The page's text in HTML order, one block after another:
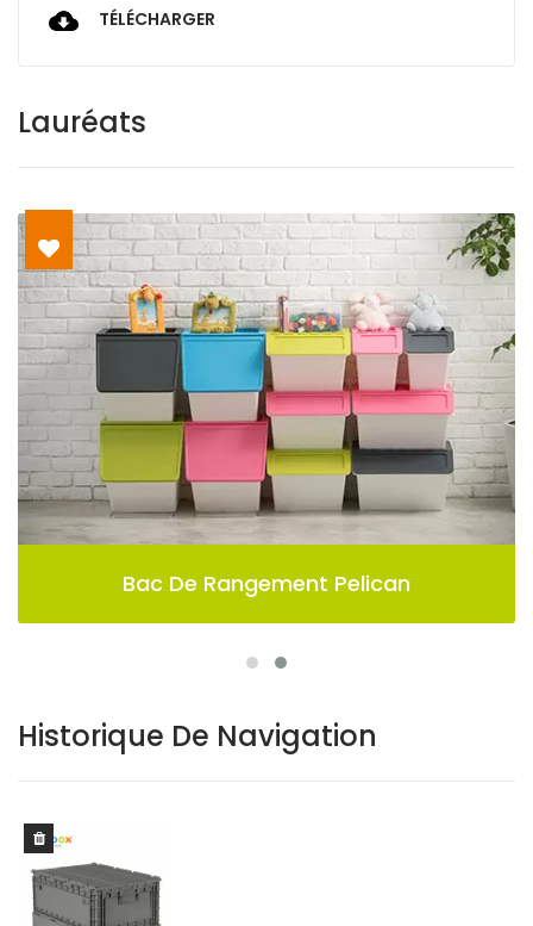
TÉLÉCHARGER
Lauréats
Bac De Rangement Pelican
Historique De Navigation